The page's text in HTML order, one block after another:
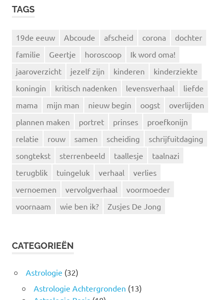
TAGS
19de eeuw Abcoude afscheid corona
dochter
familie
Geertje horoscoop
Ik word oma!
jaaroverzicht
jezelf zijn kinderen
kinderziekte
koningin
kritisch nadenken levensverhaal
liefde
mama
mijn man nieuw begin oogst
overlijden
plannen maken
portret prinses
proefkonijn
relatie
rouw samen scheiding
schrijfuitdaging
songtekst
sterrenbeeld taallesje
taalnazi
terugblik
tuingeluk verhaal
verlies
vernoemen
vervolgverhaal
voormoeder
voornaam
wie ben ik? Zusjes De Jong
CATEGORIEËN
Astrologie (32)
Astrologie Achtergronden (13)